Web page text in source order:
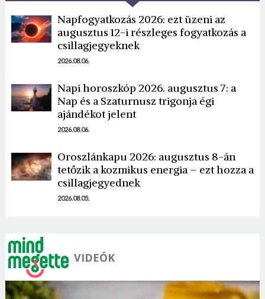
Napfogyatkozás 2026: ezt üzeni az
augusztus 12-i részleges fogyatkozás a
csillagjegyeknek
2026.08.06.
Napi horoszkóp 2026. augusztus 7: a
Nap és a Szaturnusz trigonja égi
ajándékot jelent
2026.08.06.
Oroszlánkapu 2026: augusztus 8-án
tetőzik a kozmikus energia – ezt hozza a
csillagjegyednek
2026.08.05.
VIDEÓK
Borsonline bejelentkezés